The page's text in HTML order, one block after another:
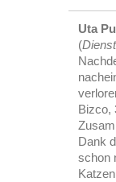
Uta
(
Bizco,
Dank
schon